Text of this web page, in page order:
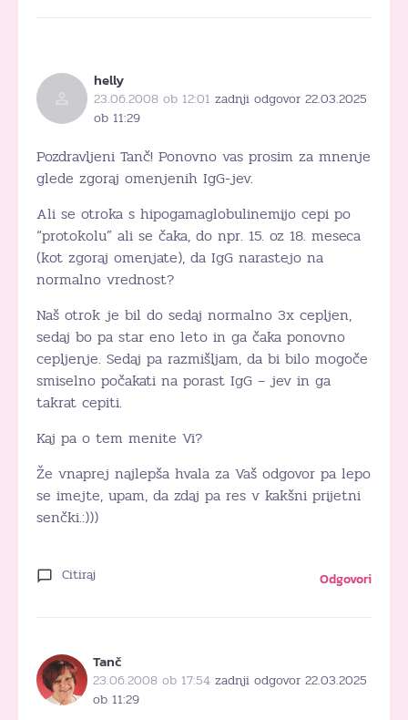
helly
23.06.2008 ob 12:01 zadnji odgovor 22.03.2025
ob 11:29
Pozdravljeni Tanč! Ponovno vas prosim za mnenje
glede zgoraj omenjenih IgG-jev.
Ali se otroka s hipogamaglobulinemijo cepi po
“protokolu” ali se čaka, do npr. 15. oz 18. meseca
(kot zgoraj omenjate), da IgG narastejo na
normalno vrednost?
Naš otrok je bil do sedaj normalno 3x cepljen,
sedaj bo pa star eno leto in ga čaka ponovno
cepljenje. Sedaj pa razmišljam, da bi bilo mogoče
smiselno počakati na porast IgG – jev in ga
takrat cepiti.
Kaj pa o tem menite Vi?
Že vnaprej najlepša hvala za Vaš odgovor pa lepo
se imejte, upam, da zdaj pa res v kakšni prijetni
senčki.:)))
Citiraj Odgovori
Tanč
23.06.2008 ob 17:54 zadnji odgovor 22.03.2025
ob 11:29